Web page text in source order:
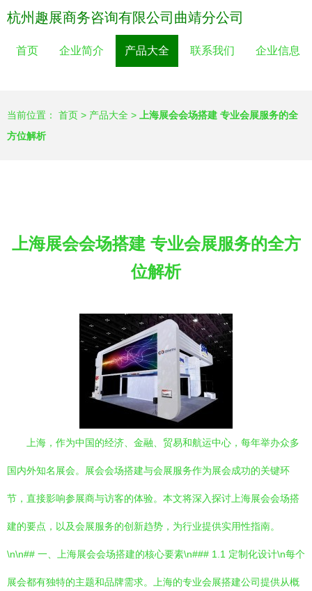
杭州趣展商务咨询有限公司曲靖分公司
首页 企业简介 产品大全 联系我们 企业信息
当前位置： 首页 > 产品大全 >
上海展会会场搭建 专业会展服务的全
方位解析
上海展会会场搭建 专业会展服务的全方
位解析
上海，作为中国的经济、金融、贸易和航运中心，每年举办众多
国内外知名展会。展会会场搭建与会展服务作为展会成功的关键环
节，直接影响参展商与访客的体验。本文将深入探讨上海展会会场搭
建的要点，以及会展服务的创新趋势，为行业提供实用性指南。
\n\n## 一、上海展会会场搭建的核心要素\n### 1.1 定制化设计\n每个
展会都有独特的主题和品牌需求。上海的专业会展搭建公司提供从概